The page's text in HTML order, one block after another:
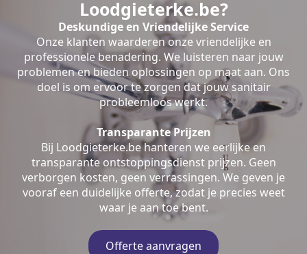
Loodgieterke.be?
Deskundige en Vriendelijke Service
Onze klanten waarderen onze vriendelijke en
professionele benadering. We luisteren naar jouw
problemen en bieden oplossingen op maat aan. Ons
doel is om ervoor te zorgen dat jouw sanitair
probleemloos werkt.
Transparante Prijzen
Bij Loodgieterke.be hanteren we eerlijke en
transparante ontstoppingsdienst prijzen. Geen
verborgen kosten, geen verrassingen. We geven je
vooraf een duidelijke offerte, zodat je precies weet
waar je aan toe bent.
Offerte aanvragen